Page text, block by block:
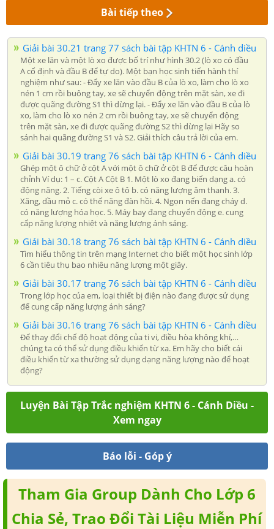
Bài tiếp theo
Giải bài 30.21 trang 77 sách bài tập KHTN 6 - Cánh diều
Một xe lăn và một lò xo được bố trí như hình 30.2 (lò xo có đầu
A cố định và đầu B để tự do). Một bạn học sinh tiến hành thí
nghiệm như sau: - Đẩy xe lăn vào đầu B của lò xo, làm cho lò xo
nén 1 cm rồi buông tay, xe sẽ chuyển động trên mặt sàn, xe đi
được quãng đường S1 thì dừng lại. - Đẩy xe lăn vào đầu B của lò
xo, làm cho lò xo nén 2 cm rồi buông tay, xe sẽ chuyển động
trên mặt sàn, xe đi được quãng đường S2 thì dừng lại Hãy so
sánh hai quãng đường S1 và S2. Giải thích câu trả lời của em.
Giải bài 30.19 trang 76 sách bài tập KHTN 6 - Cánh diều
Ghép một ô chữ ở cột A với một ô chữ ở cột B để được câu hoàn
chỉnh Ví dụ: 1 – c. Cột A Cột B 1. Một lò xo đang biến dạng a. có
động năng. 2. Tiếng còi xe ô tô b. có năng lượng âm thanh. 3.
Xăng, dầu mỏ c. có thế năng đàn hồi. 4. Ngọn nến đang cháy d.
có năng lượng hóa học. 5. Máy bay đang chuyển động e. cung
cấp năng lượng nhiệt và năng lượng ánh sáng.
Giải bài 30.18 trang 76 sách bài tập KHTN 6 - Cánh diều
Tìm hiểu thông tin trên mạng Internet cho biết một học sinh lớp
6 cần tiêu thụ bao nhiêu năng lượng một giây.
Giải bài 30.17 trang 76 sách bài tập KHTN 6 - Cánh diều
Trong lớp học của em, loại thiết bị điện nào đang được sử dụng
để cung cấp năng lượng ánh sáng?
Giải bài 30.16 trang 76 sách bài tập KHTN 6 - Cánh diều
Để thay đổi chế độ hoạt động của ti vi, điều hòa không khí,…
chúng ta có thể sử dụng điều khiển từ xa. Em hãy cho biết cái
điều khiển từ xa thường sử dụng dạng năng lượng nào để hoạt
động?
Luyện Bài Tập Trắc nghiệm KHTN 6 - Cánh Diều -
Xem ngay
Báo lỗi - Góp ý
Tham Gia Group Dành Cho Lớp 6
Chia Sẻ, Trao Đổi Tài Liệu Miễn Phí